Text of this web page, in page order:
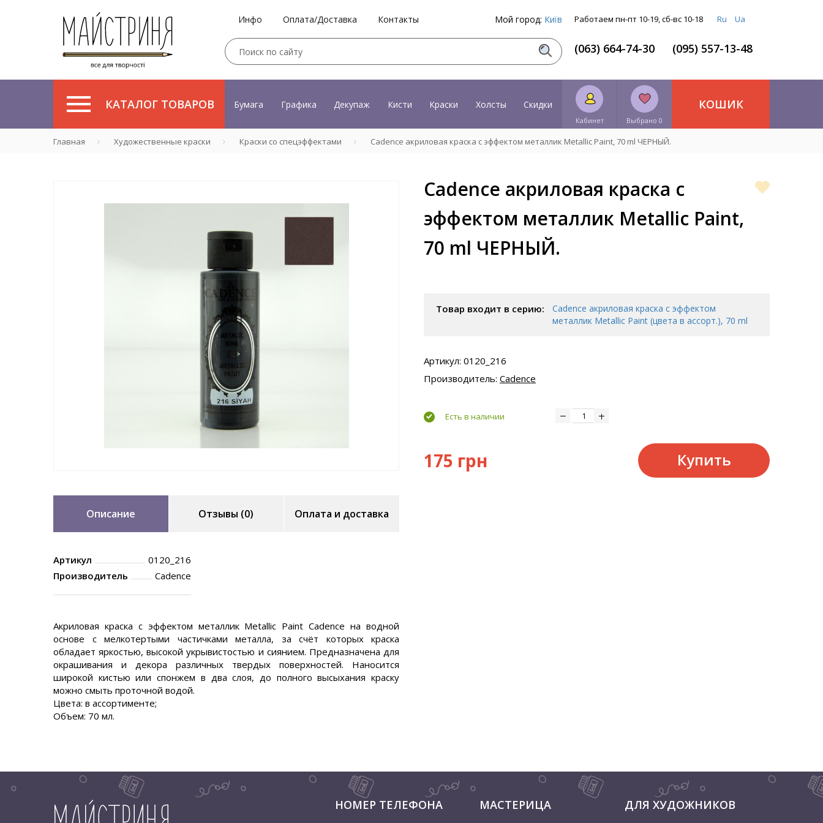
Инфо Оплата/Доставка Контакты Мой город: Київ Работаем пн-пт 10-19, сб-вс 10-18 Ru Ua
(063) 664-74-30 (095) 557-13-48
КАТАЛОГ ТОВАРОВ Бумага Графика Декупаж Кисти Краски Холсты Скидки
Кабинет Выбрано 0
КОШИК
Главная Художественные краски Краски со спецэффектами Cadence акриловая краска с эффектом металлик Metallic Paint, 70 ml ЧЕРНЫЙ.
Описание Отзывы (0) Оплата и доставка
Артикул
0120_216
Производитель
Cadence
Акриловая краска с эффектом металлик Metallic Paint Cadence на водной
основе с мелкотертыми частичками металла, за счёт которых краска
обладает яркостью, высокой укрывистостью и сиянием. Предназначена для
окрашивания и декора различных твердых поверхностей. Наносится
широкой кистью или спонжем в два слоя, до полного высыхания краску
можно смыть проточной водой.
Цвета: в ассортименте;
Объем: 70 мл.
Cadence акриловая краска с
эффектом металлик Metallic Paint,
70 ml ЧЕРНЫЙ.
Товар входит в серию:
Cadence акриловая краска с эффектом
металлик Metallic Paint (цвета в ассорт.), 70 ml
Артикул: 0120_216
Производитель: Cadence
Есть в наличии
175 грн Купить
НОМЕР ТЕЛЕФОНА МАСТЕРИЦА ДЛЯ ХУДОЖНИКОВ